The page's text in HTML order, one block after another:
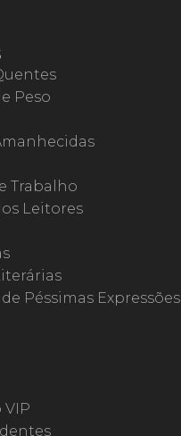
Peso
Trabalho
Leitores
Péssimas Expressões